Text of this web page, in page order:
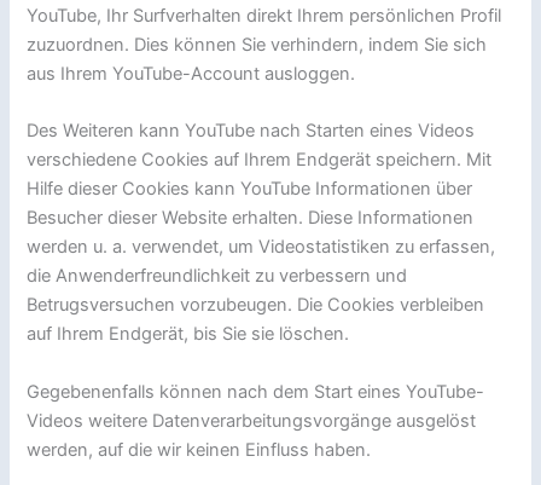
YouTube, Ihr Surfverhalten direkt Ihrem persönlichen Profil
zuzuordnen. Dies können Sie verhindern, indem Sie sich
aus Ihrem YouTube-Account ausloggen.
Des Weiteren kann YouTube nach Starten eines Videos
verschiedene Cookies auf Ihrem Endgerät speichern. Mit
Hilfe dieser Cookies kann YouTube Informationen über
Besucher dieser Website erhalten. Diese Informationen
werden u. a. verwendet, um Videostatistiken zu erfassen,
die Anwenderfreundlichkeit zu verbessern und
Betrugsversuchen vorzubeugen. Die Cookies verbleiben
auf Ihrem Endgerät, bis Sie sie löschen.
Gegebenenfalls können nach dem Start eines YouTube-
Videos weitere Datenverarbeitungsvorgänge ausgelöst
werden, auf die wir keinen Einfluss haben.